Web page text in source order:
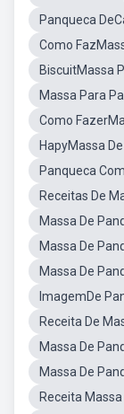
Panqueca
Como
BiscuitMassa
Massa Para
Como
HapyMassa
Panqueca
Receitas De
Massa De
Massa De
Massa De
ImagemDe
Receita De
Massa De
Massa De
Receita